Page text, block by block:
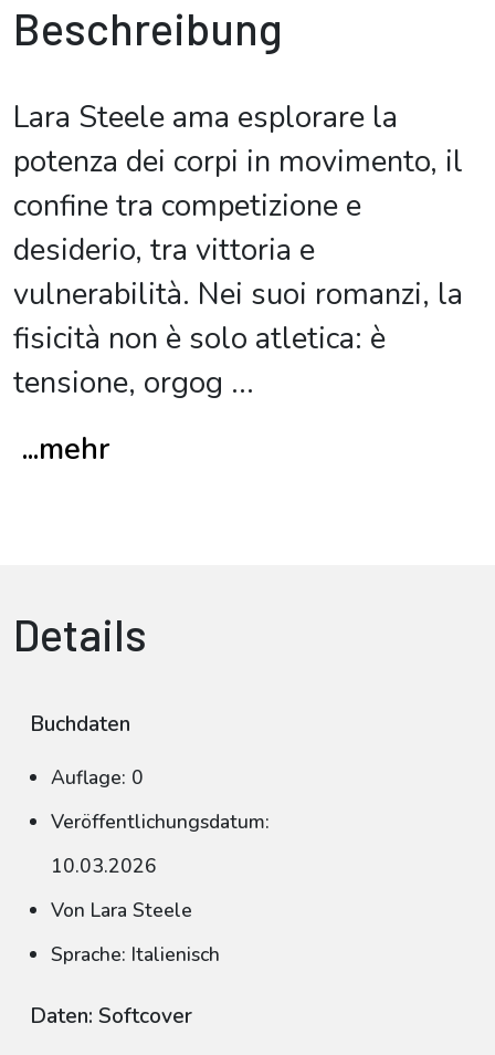
Beschreibung
Lara Steele ama esplorare la
potenza dei corpi in movimento, il
confine tra competizione e
desiderio, tra vittoria e
vulnerabilità. Nei suoi romanzi, la
fisicità non è solo atletica: è
tensione, orgog ...
...mehr
Details
Buchdaten
Auflage: 0
Veröffentlichungsdatum:
10.03.2026
Von Lara Steele
Sprache: Italienisch
Daten: Softcover